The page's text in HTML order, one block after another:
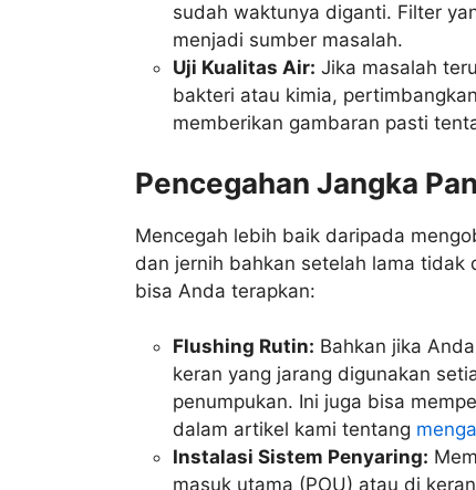
sudah waktunya diganti. Filter
menjadi sumber masalah.
Uji Kualitas Air: Jika masalah
bakteri atau kimia,
memberikan gambaran pasti
Pencegahan Jangka
Mencegah lebih baik daripada
dan jernih bahkan setelah lama tidak
bisa Anda terapkan:
Flushing Rutin: Bahkan jika
keran yang jarang digunakan
penumpukan. Ini juga bisa
dalam artikel kami tentang
Instalasi Sistem Penyaring:
masuk utama (POU) atau di